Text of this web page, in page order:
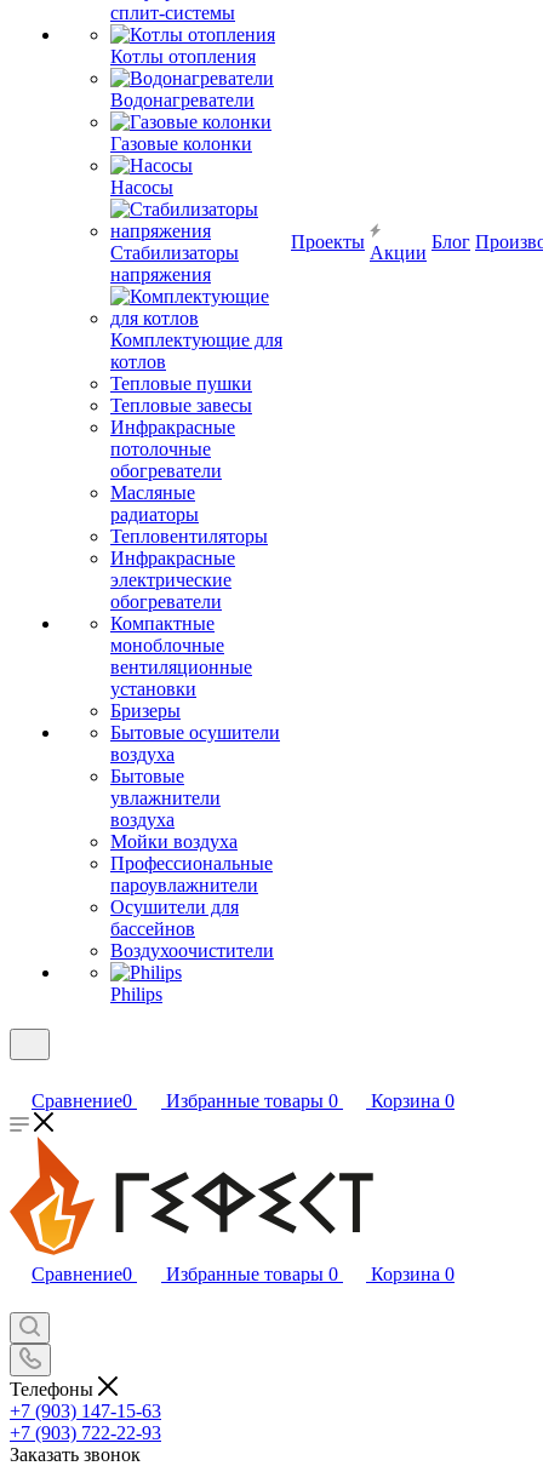
сплит-системы
Котлы отопления
Водонагреватели
Газовые колонки
Насосы
Стабилизаторы
напряжения
Комплектующие для
котлов
Тепловые пушки
Тепловые завесы
Инфракрасные
потолочные
обогреватели
Масляные
радиаторы
Тепловентиляторы
Инфракрасные
электрические
обогреватели
Компактные
моноблочные
вентиляционные
установки
Бризеры
Бытовые осушители
воздуха
Бытовые
увлажнители
воздуха
Мойки воздуха
Профессиональные
пароувлажнители
Осушители для
бассейнов
Воздухоочистители
Philips
Проекты
Акции
Блог
Сравнение0 Избранные товары 0 Корзина 0
Сравнение0 Избранные товары 0 Корзина 0
Телефоны
+7 (903) 147-15-63
+7 (903) 722-22-93
Заказать звонок